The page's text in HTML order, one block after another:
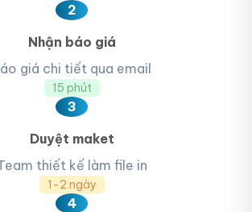
2
Nhận báo giá
giá chi tiết qua email
15 phút
3
Duyệt maket
thiết kế làm file in
1-2 ngày
4